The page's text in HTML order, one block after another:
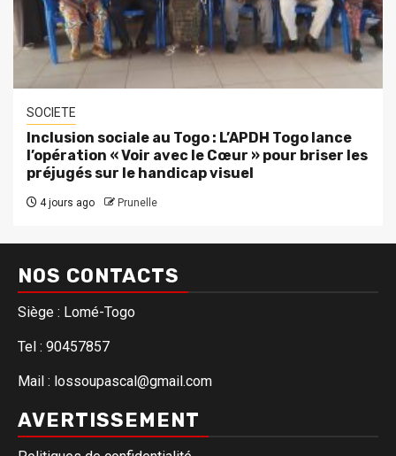
SOCIETE
Inclusion sociale au Togo : L’APDH Togo lance
l’opération « Voir avec le Cœur » pour briser les
préjugés sur le handicap visuel
4 jours ago Prunelle
NOS CONTACTS
Siège : Lomé-Togo
Tel : 90457857
Mail : lossoupascal@gmail.com
AVERTISSEMENT